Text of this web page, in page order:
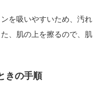
を吸いやすいため、汚れ
、肌の上を擦るので、肌
きの手順